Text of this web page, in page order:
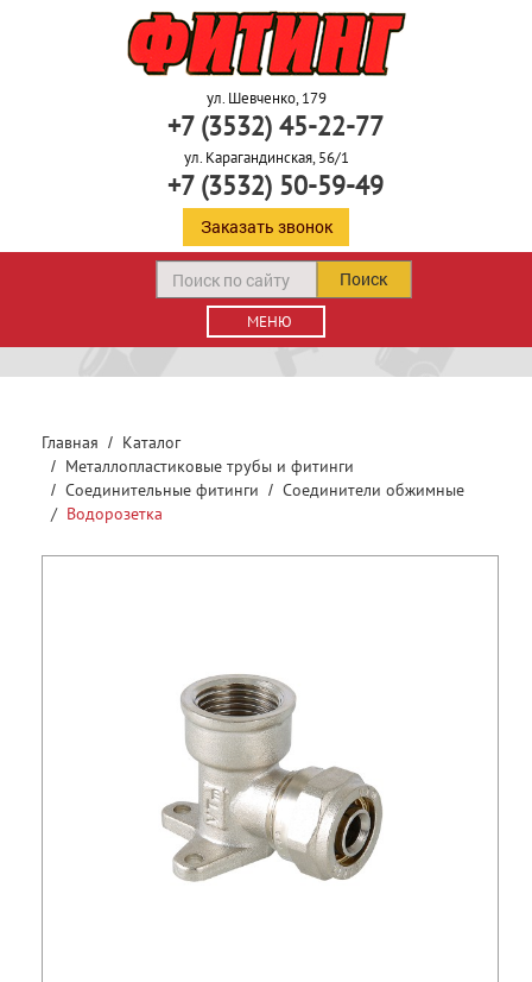
ул. Шевченко, 179
+7 (3532) 45-22-77
ул. Карагандинская, 56/1
+7 (3532) 50-59-49
Заказать звонок
МЕНЮ
Поиск
Главная
Каталог
Металлопластиковые трубы и фитинги
Соединительные фитинги
Соединители обжимные
Водорозетка